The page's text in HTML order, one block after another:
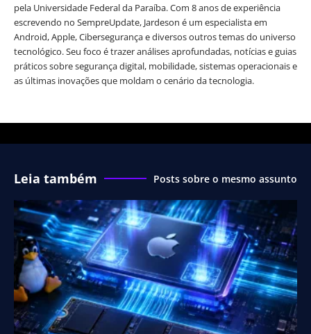
pela Universidade Federal da Paraíba. Com 8 anos de experiência
escrevendo no SempreUpdate, Jardeson é um especialista em
Android, Apple, Cibersegurança e diversos outros temas do universo
tecnológico. Seu foco é trazer análises aprofundadas, notícias e guias
práticos sobre segurança digital, mobilidade, sistemas operacionais e
as últimas inovações que moldam o cenário da tecnologia.
Leia também Posts sobre o mesmo assunto